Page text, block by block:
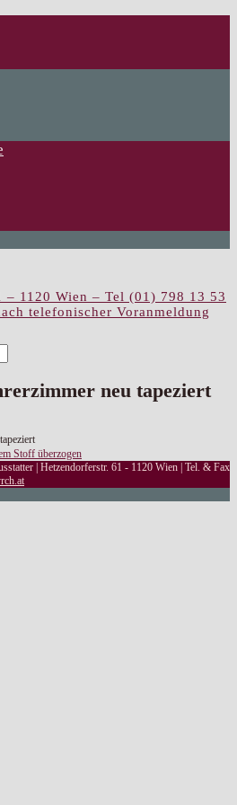
– 1120 Wien – Tel (01) 798 13 53
telefonischer Voranmeldung
neu tapeziert
Stoff überzogen
| Hetzendorferstr. 61 - 1120 Wien | Tel. & Fax